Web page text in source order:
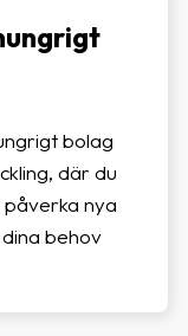
bolag
där du
nya
behov